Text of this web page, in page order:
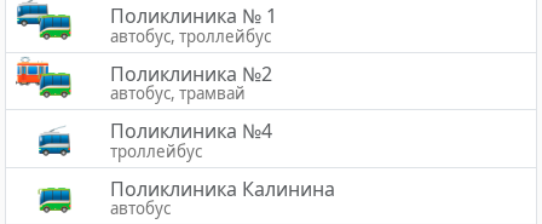
Поликлиника № 1
автобус, троллейбус
Поликлиника №2
автобус, трамвай
Поликлиника №4
троллейбус
Поликлиника Калинина
автобус